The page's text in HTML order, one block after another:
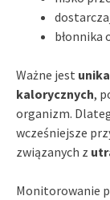
błonnika
Ważne jest
kalorycznych,
organizm.
wcześniejsze
związanych z
Monitorowanie